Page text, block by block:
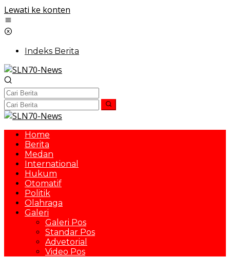
Lewati ke konten
Indeks Berita
Home
Berita
Medan
International
Hukum
Otomatif
Politik
Olahraga
Galeri
Galeri Pos
Standar Pos
Advetorial
Video Pos